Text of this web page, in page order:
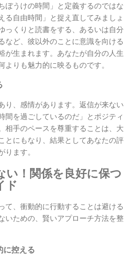
ぼうけの時間」と定義するのではな
る自由時間」と捉え直してみましょ
っくりと読書をする、あるいは自分
など、彼以外のことに意識を向ける
が生まれます。あなたが自分の人生
よりも魅力的に映るものです。
り、感情があります。返信が来ない
間を過ごしているのだ」とポジティ
相手のペースを尊重することは、大
とにもなり、結果としてあなたの評
ります。
い！関係を良好に保つ
ド
て、衝動的に行動することは避ける
いための、賢いアプローチ方法を整
に控える